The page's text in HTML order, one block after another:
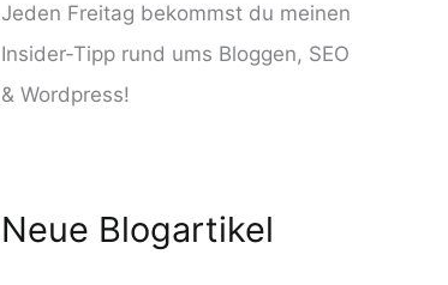
Jeden Freitag bekommst du meinen
Insider-Tipp rund ums Bloggen, SEO
& Wordpress!
Neue Blogartikel